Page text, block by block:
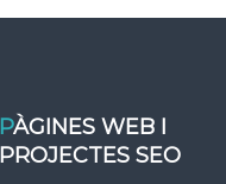
PÀGINES WEB I
PROJECTES SEO